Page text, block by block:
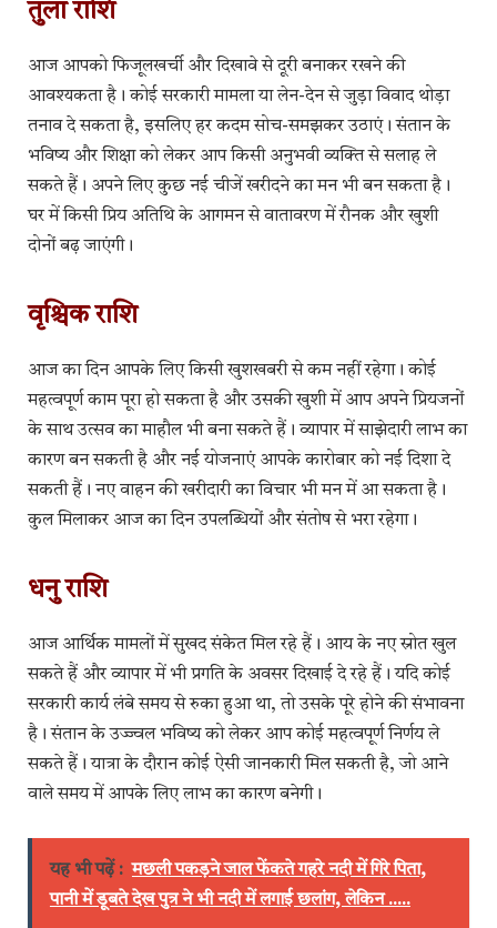
तुला राशि
आज आपको फिजूलखर्ची और दिखावे से दूरी बनाकर रखने की
आवश्यकता है। कोई सरकारी मामला या लेन-देन से जुड़ा विवाद थोड़ा
तनाव दे सकता है, इसलिए हर कदम सोच-समझकर उठाएं। संतान के
भविष्य और शिक्षा को लेकर आप किसी अनुभवी व्यक्ति से सलाह ले
सकते हैं। अपने लिए कुछ नई चीजें खरीदने का मन भी बन सकता है।
घर में किसी प्रिय अतिथि के आगमन से वातावरण में रौनक और खुशी
दोनों बढ़ जाएंगी।
वृश्चिक राशि
आज का दिन आपके लिए किसी खुशखबरी से कम नहीं रहेगा। कोई
महत्वपूर्ण काम पूरा हो सकता है और उसकी खुशी में आप अपने प्रियजनों
के साथ उत्सव का माहौल भी बना सकते हैं। व्यापार में साझेदारी लाभ का
कारण बन सकती है और नई योजनाएं आपके कारोबार को नई दिशा दे
सकती हैं। नए वाहन की खरीदारी का विचार भी मन में आ सकता है।
कुल मिलाकर आज का दिन उपलब्धियों और संतोष से भरा रहेगा।
धनु राशि
आज आर्थिक मामलों में सुखद संकेत मिल रहे हैं। आय के नए स्रोत खुल
सकते हैं और व्यापार में भी प्रगति के अवसर दिखाई दे रहे हैं। यदि कोई
सरकारी कार्य लंबे समय से रुका हुआ था, तो उसके पूरे होने की संभावना
है। संतान के उज्ज्वल भविष्य को लेकर आप कोई महत्वपूर्ण निर्णय ले
सकते हैं। यात्रा के दौरान कोई ऐसी जानकारी मिल सकती है, जो आने
वाले समय में आपके लिए लाभ का कारण बनेगी।
यह भी पढ़ें : मछली पकड़ने जाल फेंकते गहरे नदी में गिरे पिता,
पानी में डूबते देख पुत्र ने भी नदी में लगाई छलांग, लेकिन .....